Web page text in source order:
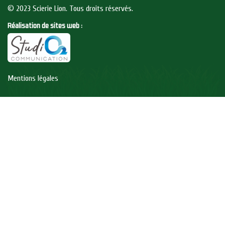
© 2023 Scierie Lion. Tous droits réservés.
Réalisation de sites web :
Mentions légales